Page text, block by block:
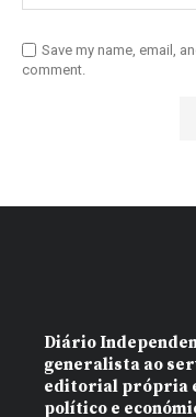
Save my name, email,
comment.
Diário
generalista ao
editorial própria
político e